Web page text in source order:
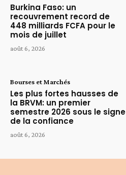
Burkina Faso: un
recouvrement record de
448 milliards FCFA pour le
mois de juillet
août 6, 2026
Bourses et Marchés
Les plus fortes hausses de
la BRVM: un premier
semestre 2026 sous le signe
de la confiance
août 6, 2026